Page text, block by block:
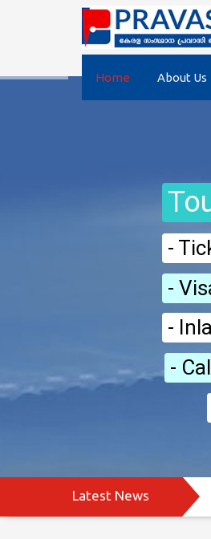
Home About Us
-
-
-
-
-
Latest News